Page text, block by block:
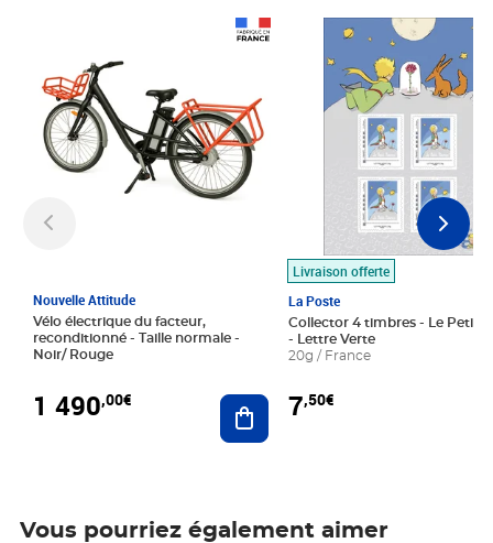
Nouvelle Attitude
Vélo électrique du facteur,
reconditionné - Taille normale -
Noir/ Rouge
1 490,00€ Ajouter au panier
Livraison offerte
La Poste
Collector 4 timbres - Le Petit
- Lettre Verte
20g / France
7,50€
Prix 7,50€
Vous pourriez également aimer